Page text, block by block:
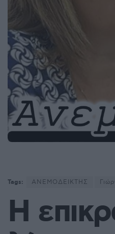
Tags: ΑΝΕΜΟΔΕΙΚΤΗΣ
Η